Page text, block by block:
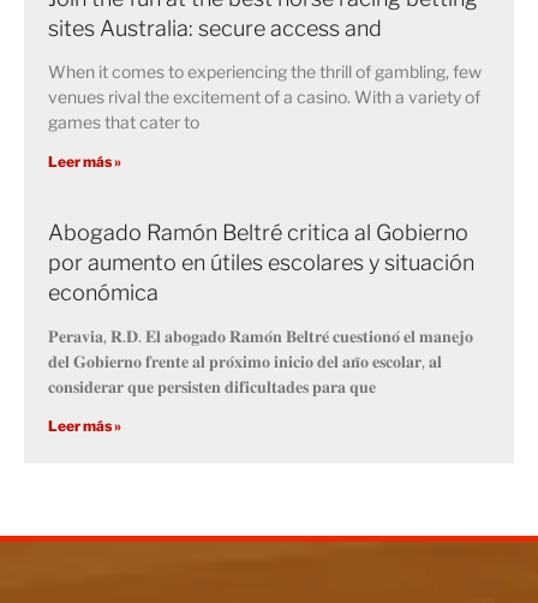
sites Australia: secure access and
When it comes to experiencing the thrill of gambling, few
venues rival the excitement of a casino. With a variety of
games that cater to
Leer más »
Abogado Ramón Beltré critica al Gobierno
por aumento en útiles escolares y situación
económica
𝐏𝐞𝐫𝐚𝐯𝐢𝐚, 𝐑.𝐃. 𝐄𝐥 𝐚𝐛𝐨𝐠𝐚𝐝𝐨 𝐑𝐚𝐦𝐨́𝐧 𝐁𝐞𝐥𝐭𝐫𝐞́ 𝐜𝐮𝐞𝐬𝐭𝐢𝐨𝐧𝐨́ 𝐞𝐥 𝐦𝐚𝐧𝐞𝐣𝐨
𝐝𝐞𝐥 𝐆𝐨𝐛𝐢𝐞𝐫𝐧𝐨 𝐟𝐫𝐞𝐧𝐭𝐞 𝐚𝐥 𝐩𝐫𝐨́𝐱𝐢𝐦𝐨 𝐢𝐧𝐢𝐜𝐢𝐨 𝐝𝐞𝐥 𝐚𝐧̃𝐨 𝐞𝐬𝐜𝐨𝐥𝐚𝐫, 𝐚𝐥
𝐜𝐨𝐧𝐬𝐢𝐝𝐞𝐫𝐚𝐫 𝐪𝐮𝐞 𝐩𝐞𝐫𝐬𝐢𝐬𝐭𝐞𝐧 𝐝𝐢𝐟𝐢𝐜𝐮𝐥𝐭𝐚𝐝𝐞𝐬 𝐩𝐚𝐫𝐚 𝐪𝐮𝐞
Leer más »